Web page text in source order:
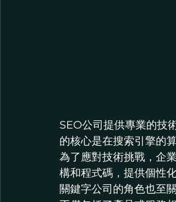
SEO公司提供專業的技
的核心是在搜索引擎的
為了應對技術挑戰，企
構和程式碼，提供個性
關鍵字公司的角色也至